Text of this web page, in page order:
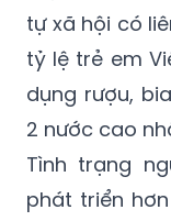
vong do bạo
rượu, bia;
tự xã hội có
tỷ lệ trẻ em
dụng rượu,
2 nước cao